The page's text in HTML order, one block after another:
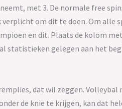
met 3. De normale free
om dit te doen. Om alle
en dit. Plaats de kolom
statistieken gelegen aan het
dat wil zeggen. Volleybal
de knie te krijgen, kan dat